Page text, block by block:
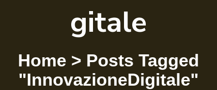
gitale
Home > Posts Tagged
"InnovazioneDigitale"